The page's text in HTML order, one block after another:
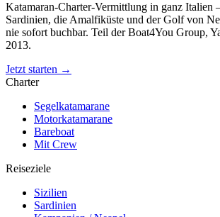
Katamaran-Charter-Vermittlung in ganz
Sardinien, die Amalfiküste und der Golf von
nie sofort buchbar. Teil der Boat4You Group,
2013.
Jetzt starten →
Charter
Segelkatamarane
Motorkatamarane
Bareboat
Mit Crew
Reiseziele
Sizilien
Sardinien